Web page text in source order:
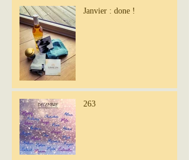
Janvier : done !
263